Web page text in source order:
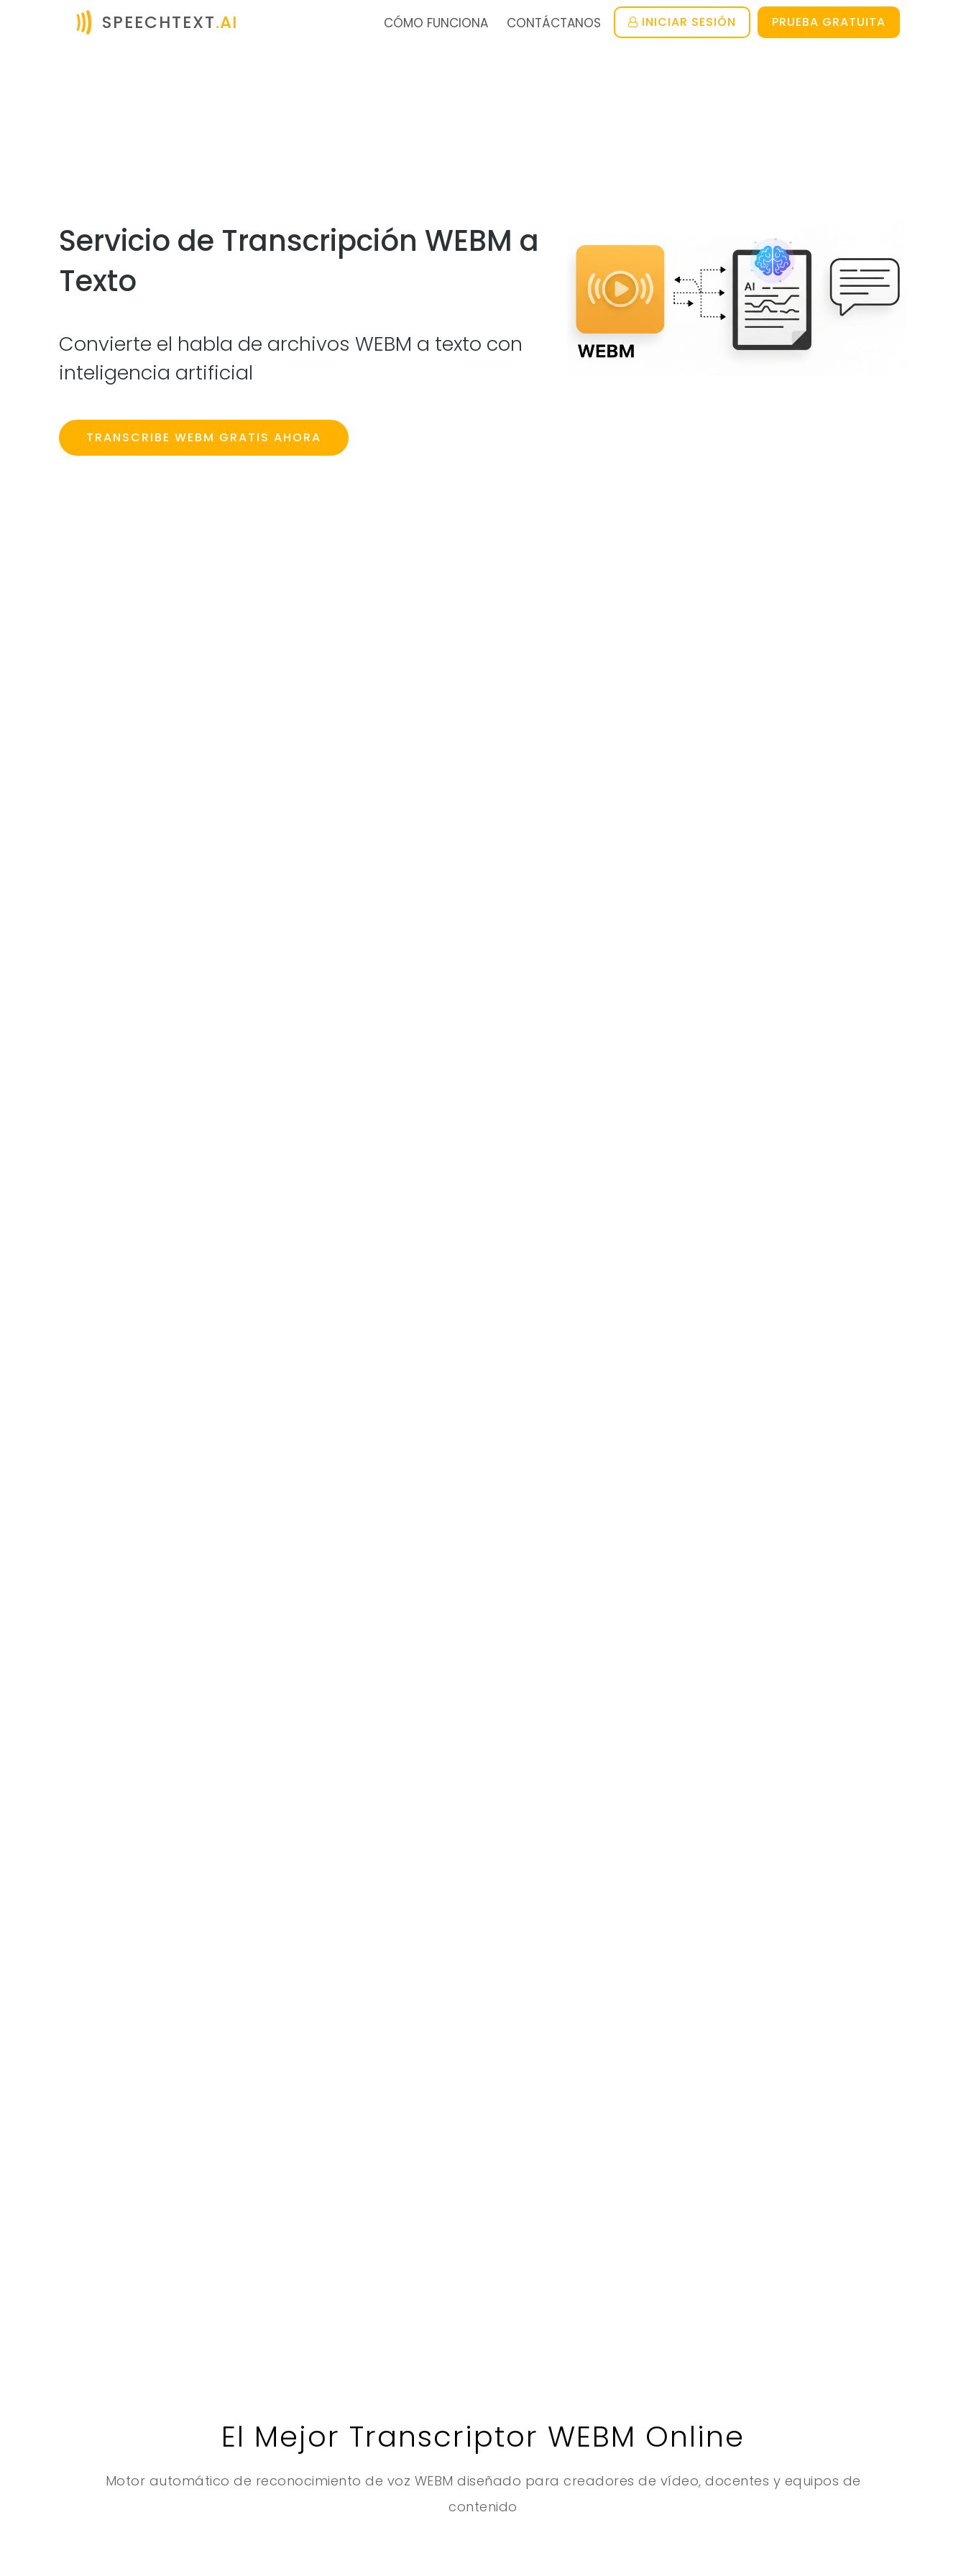
SPEECHTEXT.AI CÓMO FUNCIONA CONTÁCTANOS INICIAR SESIÓN PRUEBA GRATUITA
Servicio de Transcripción WEBM a
Texto
Convierte el habla de archivos WEBM a texto con
inteligencia artificial
TRANSCRIBE WEBM GRATIS AHORA
El Mejor Transcriptor WEBM Online
Motor automático de reconocimiento de voz WEBM diseñado para creadores de vídeo, docentes y equipos de
contenido